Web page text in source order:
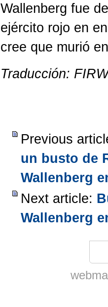
Wallenberg fue
ejército rojo en
cree que murió
Traducción: FIRW
Previous
un busto de
Wallenberg
Next article:
Wallenberg